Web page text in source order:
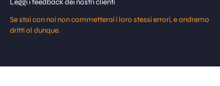
Leggi i feedback dei nostri clienti
Se stai con noi non commetterai i loro stessi errori, e andremo
dritti al dunque.